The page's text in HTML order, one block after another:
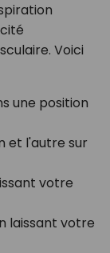
Voici
une position
et l'autre sur
votre
laissant votre